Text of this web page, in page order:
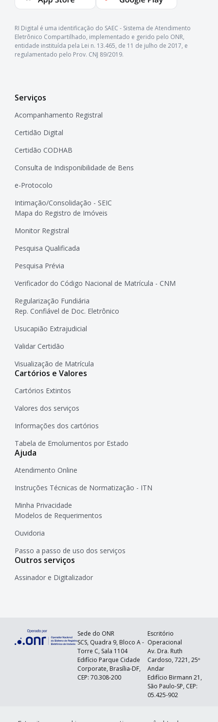
RI Digital é uma identificação do SAEC - Sistema de Atendimento
Eletrônico Compartilhado, implementado e gerido pelo ONR,
entidade instituída pela Lei n. 13.465, de 11 de julho de 2017, e
regulamentado pelo Prov. CNJ 89/2019.
Serviços
Acompanhamento Registral
Certidão Digital
Certidão CODHAB
Consulta de Indisponibilidade de Bens
e-Protocolo
Intimação/Consolidação - SEIC
Mapa do Registro de Imóveis
Monitor Registral
Pesquisa Qualificada
Pesquisa Prévia
Verificador do Código Nacional de Matrícula - CNM
Regularização Fundiária
Rep. Confiável de Doc. Eletrônico
Usucapião Extrajudicial
Validar Certidão
Visualização de Matrícula
Cartórios e Valores
Cartórios Extintos
Valores dos serviços
Informações dos cartórios
Tabela de Emolumentos por Estado
Ajuda
Atendimento Online
Instruções Técnicas de Normatização - ITN
Minha Privacidade
Modelos de Requerimentos
Ouvidoria
Passo a passo de uso dos serviços
Outros serviços
Assinador e Digitalizador
Sede do ONR
SCS, Quadra 9, Bloco A -
Torre C, Sala 1104
Edifício Parque Cidade
Corporate, Brasília-DF,
CEP: 70.308-200
Escritório
Operacional
Av. Dra. Ruth
Cardoso, 7221, 25º
Andar
Edifício Birmann 21,
São Paulo-SP, CEP:
05.425-902